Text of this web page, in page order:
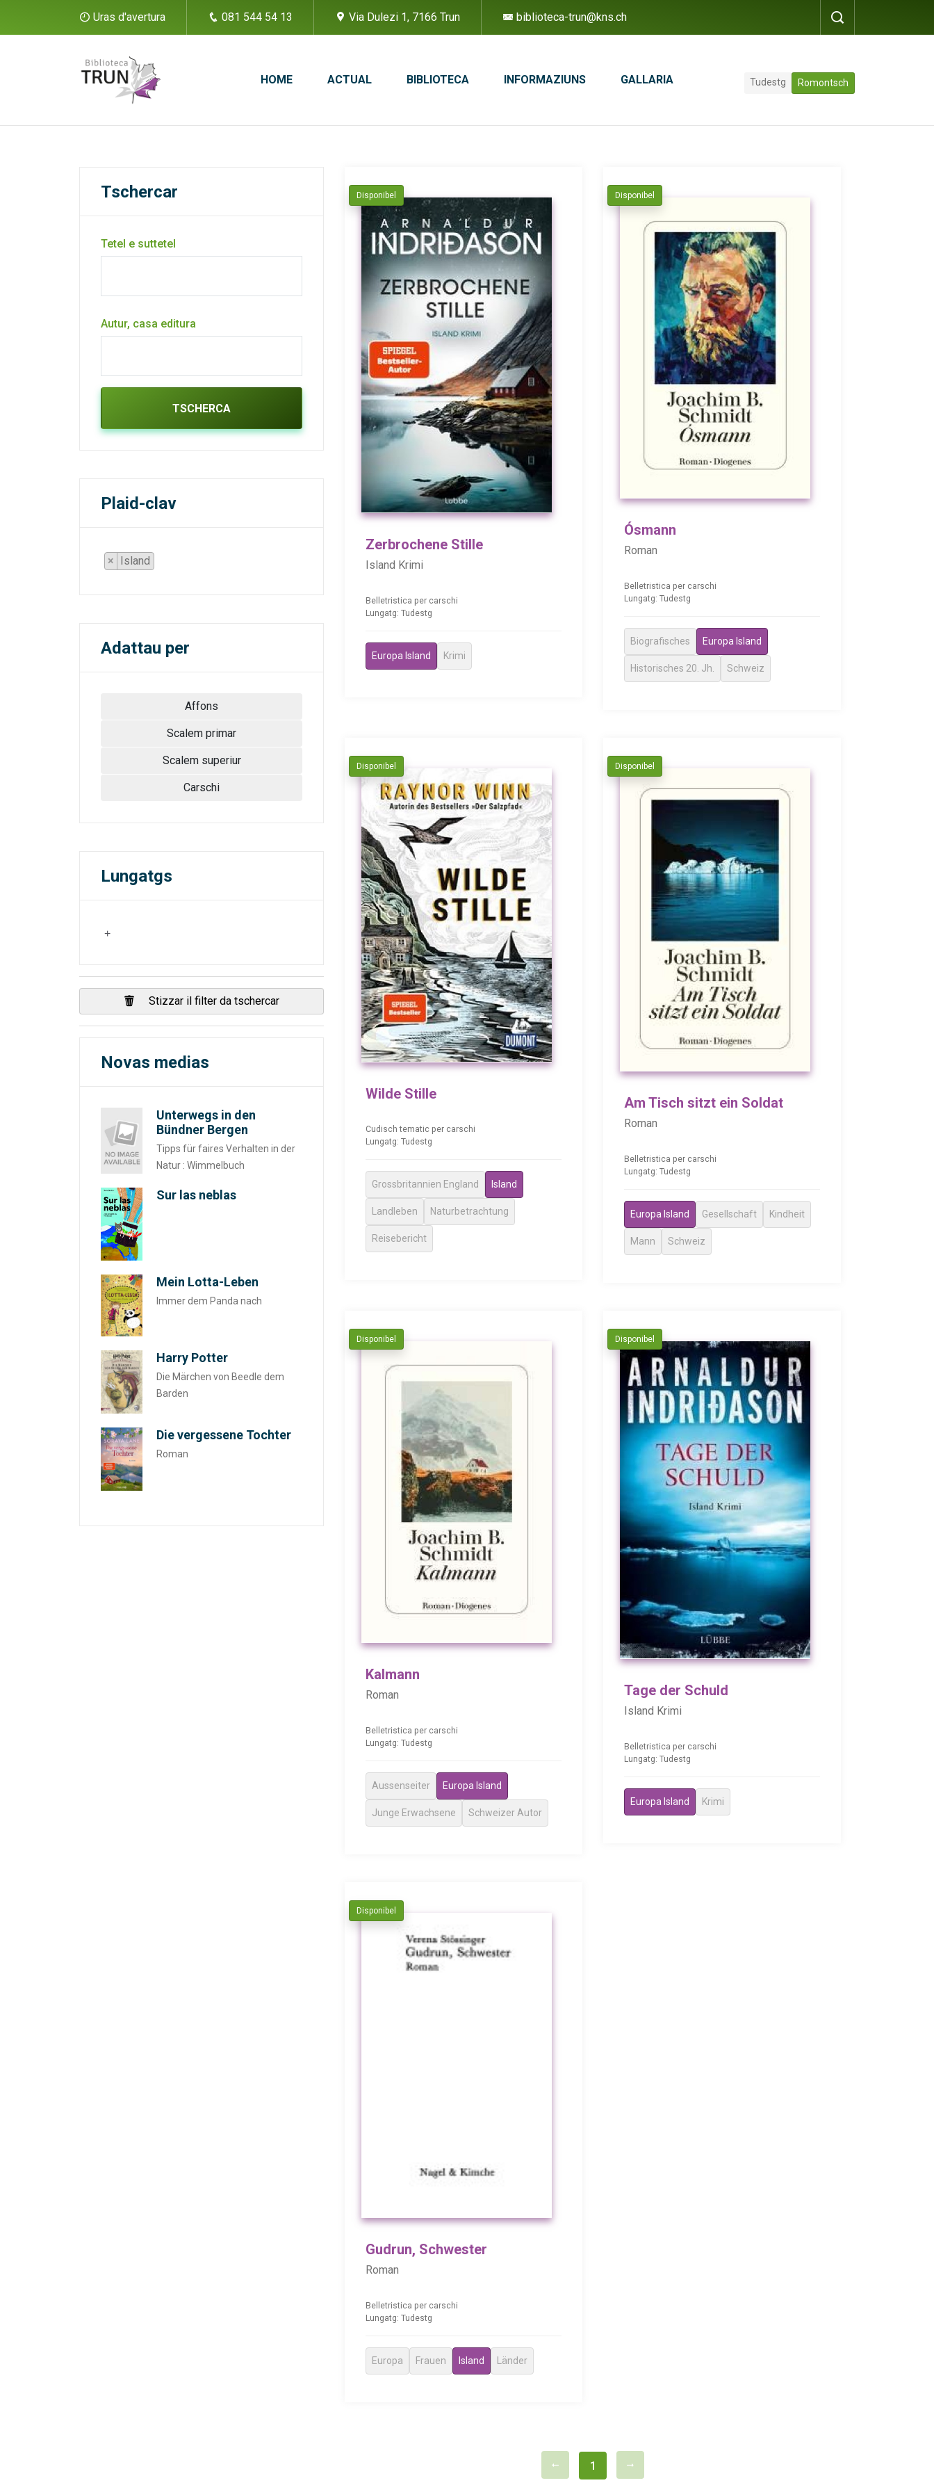
Uras d'avertura 081 544 54 13 Via Dulezi 1, 7166 Trun biblioteca-trun@kns.ch
HOME ACTUAL BIBLIOTECA INFORMAZIUNS GALLARIA Tudestg Romontsch
Tschercar
Tetel e suttetel
Autur, casa editura
TSCHERCA
Plaid-clav
× Island
Adattau per
Affons
Scalem primar
Scalem superiur
Carschi
Lungatgs
Stizzar il filter da tschercar
Novas medias
Unterwegs in den
Bündner Bergen
Tipps für faires Verhalten in der
Natur : Wimmelbuch
Sur las neblas
Mein Lotta-Leben
Immer dem Panda nach
Harry Potter
Die Märchen von Beedle dem
Barden
Die vergessene Tochter
Roman
Disponibel
Zerbrochene Stille
Island Krimi
Belletristica per carschi
Lungatg: Tudestg
Europa Island Krimi
Disponibel
Ósmann
Roman
Belletristica per carschi
Lungatg: Tudestg
Biografisches Europa Island
Historisches 20. Jh. Schweiz
Disponibel
Wilde Stille
Cudisch tematic per carschi
Lungatg: Tudestg
Grossbritannien England Island
Landleben Naturbetrachtung
Reisebericht
Disponibel
Am Tisch sitzt ein Soldat
Roman
Belletristica per carschi
Lungatg: Tudestg
Europa Island Gesellschaft Kindheit
Mann Schweiz
Disponibel
Kalmann
Roman
Belletristica per carschi
Lungatg: Tudestg
Aussenseiter Europa Island
Junge Erwachsene Schweizer Autor
Disponibel
Tage der Schuld
Island Krimi
Belletristica per carschi
Lungatg: Tudestg
Europa Island Krimi
Disponibel
Gudrun, Schwester
Roman
Belletristica per carschi
Lungatg: Tudestg
Europa Frauen Island Länder
1